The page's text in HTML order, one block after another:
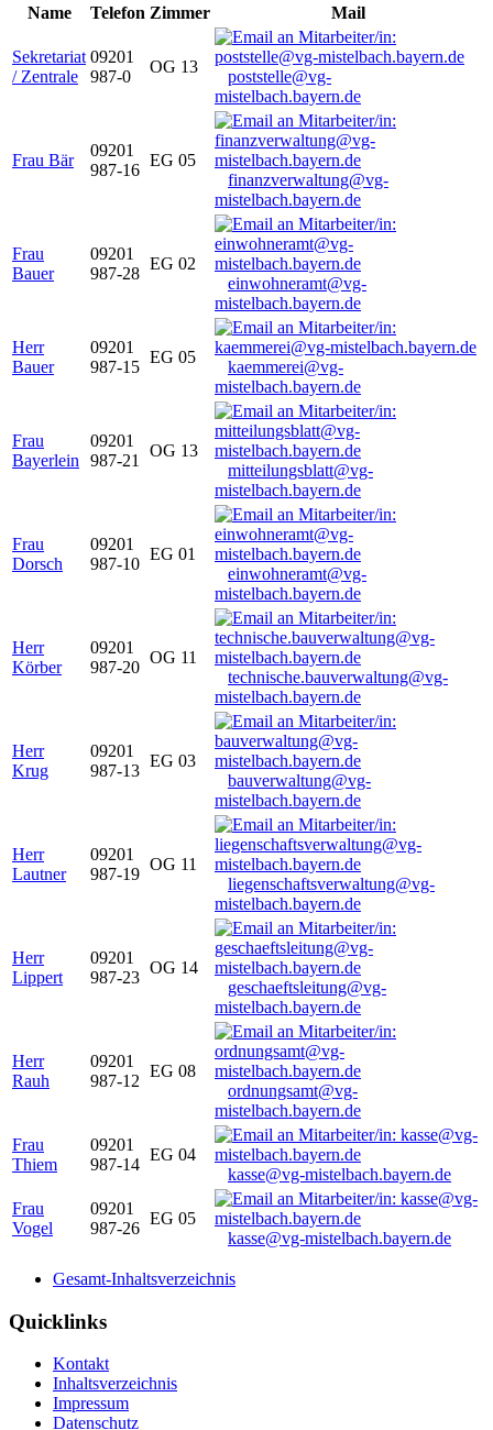
Name
Telefon Zimmer Mail
Sekretariat
/ Zentrale
09201
987-0
OG 13
poststelle@vg-
mistelbach.bayern.de
Frau Bär
09201
987-16
EG 05
finanzverwaltung@vg-
mistelbach.bayern.de
Frau
Bauer
09201
987-28
EG 02
einwohneramt@vg-
mistelbach.bayern.de
Herr
Bauer
09201
987-15
EG 05
kaemmerei@vg-
mistelbach.bayern.de
Frau
Bayerlein
09201
987-21
OG 13
mitteilungsblatt@vg-
mistelbach.bayern.de
Frau
Dorsch
09201
987-10
EG 01
einwohneramt@vg-
mistelbach.bayern.de
Herr
Körber
09201
987-20
OG 11
technische.bauverwaltung@vg-
mistelbach.bayern.de
Herr
Krug
09201
987-13
EG 03
bauverwaltung@vg-
mistelbach.bayern.de
Herr
Lautner
09201
987-19
OG 11
liegenschaftsverwaltung@vg-
mistelbach.bayern.de
Herr
Lippert
09201
987-23
OG 14
geschaeftsleitung@vg-
mistelbach.bayern.de
Herr
Rauh
09201
987-12
EG 08
ordnungsamt@vg-
mistelbach.bayern.de
Frau
Thiem
09201
987-14
EG 04
kasse@vg-mistelbach.bayern.de
Frau
Vogel
09201
987-26
EG 05
kasse@vg-mistelbach.bayern.de
Gesamt-Inhaltsverzeichnis
Quicklinks
Kontakt
Inhaltsverzeichnis
Impressum
Datenschutz